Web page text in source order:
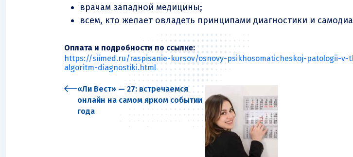
врачам западной медицины;
всем, кто желает овладеть принципами диагностики и
Оплата и подробности по ссылке:
https://siimed.ru/raspisanie-kursov/osnovy-psikhosomaticheskoj-patologii-
algoritm-diagnostiki.html
«Ли Вест» — 27: встречаемся
онлайн на самом ярком событии
года